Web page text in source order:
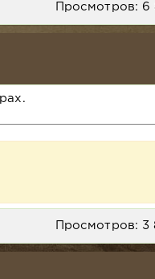
Просмотров: 6
Просмотров: 3